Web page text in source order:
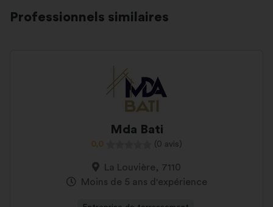
Professionnels similaires
Mda Bati
0,0 (0 avis)
La Louvière, 7110
Moins de 5 ans d'expérience